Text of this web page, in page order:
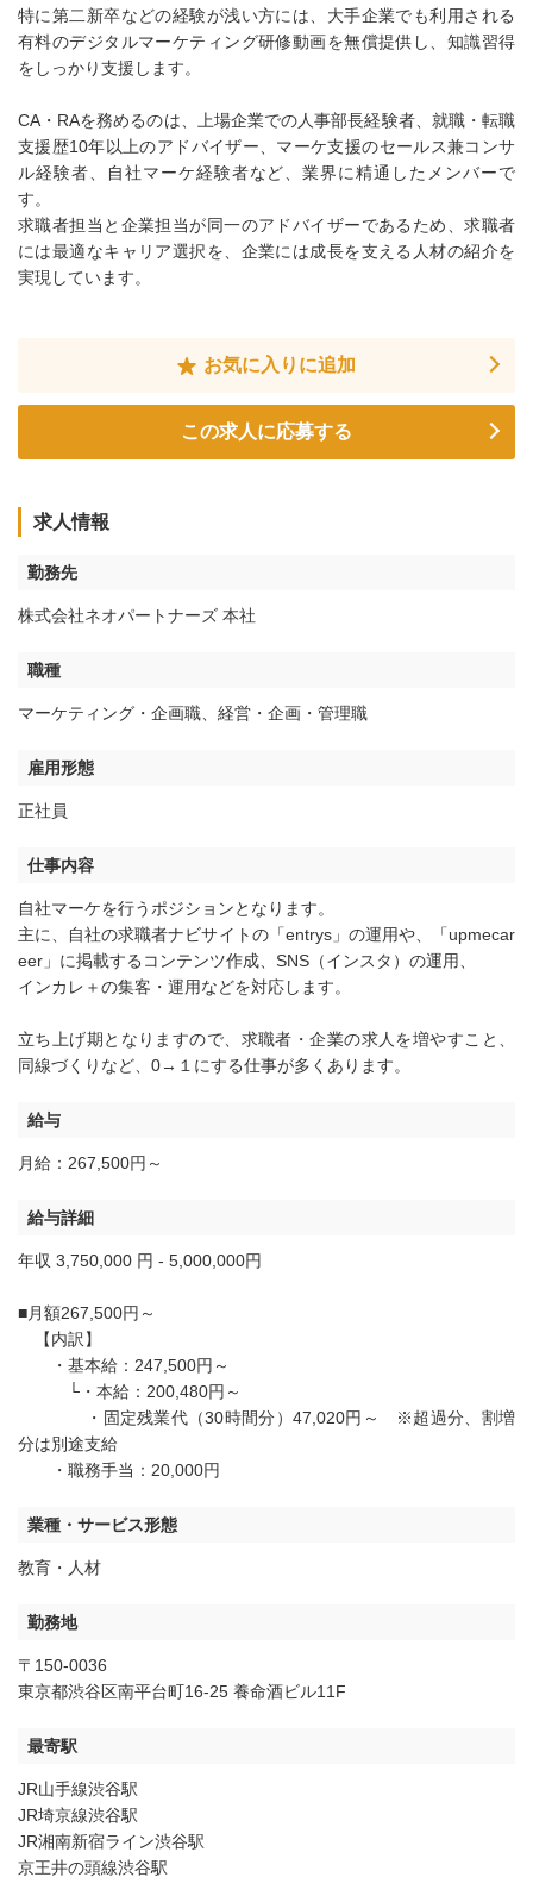
特に第二新卒などの経験が浅い方には、大手企業でも利用される
有料のデジタルマーケティング研修動画を無償提供し、知識習得
をしっかり支援します。
CA・RAを務めるのは、上場企業での人事部長経験者、就職・転職
支援歴10年以上のアドバイザー、マーケ支援のセールス兼コンサ
ル経験者、自社マーケ経験者など、業界に精通したメンバーで
す。
求職者担当と企業担当が同一のアドバイザーであるため、求職者
には最適なキャリア選択を、企業には成長を支える人材の紹介を
実現しています。
お気に入りに追加
この求人に応募する
求人情報
勤務先
株式会社ネオパートナーズ 本社
職種
マーケティング・企画職 経営・企画・管理職
雇用形態
正社員
仕事内容
自社マーケを行うポジションとなります。
主に、自社の求職者ナビサイトの「entrys」の運用や、「upmecar
eer」に掲載するコンテンツ作成、SNS（インスタ）の運用、
インカレ＋の集客・運用などを対応します。
立ち上げ期となりますので、求職者・企業の求人を増やすこと、
同線づくりなど、0→１にする仕事が多くあります。
給与
月給：267,500円～
給与詳細
年収 3,750,000 円 - 5,000,000円
■月額267,500円～
【内訳】
・基本給：247,500円～
└・本給：200,480円～
・固定残業代（30時間分）47,020円～ ※超過分、割増
分は別途支給
・職務手当：20,000円
業種・サービス形態
教育・人材
勤務地
〒150-0036
東京都渋谷区南平台町16-25 養命酒ビル11F
最寄駅
JR山手線渋谷駅
JR埼京線渋谷駅
JR湘南新宿ライン渋谷駅
京王井の頭線渋谷駅